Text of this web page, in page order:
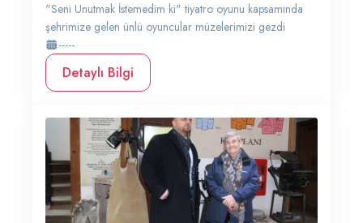
"Seni Unutmak İstemedim ki" tiyatro oyunu kapsamında
şehrimize gelen ünlü oyuncular müzelerimizi gezdi
-----
Detaylı Bilgi